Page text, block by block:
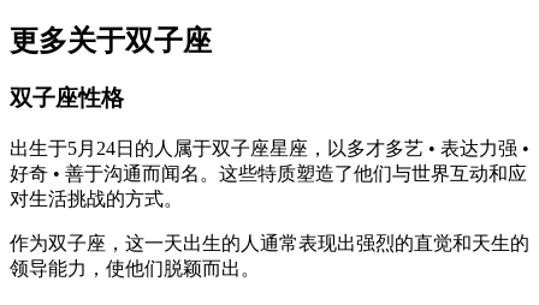
更多关于双子座
双子座性格
出生于5月24日的人属于双子座星座，以多才多艺 • 表达力强 •
好奇 • 善于沟通而闻名。这些特质塑造了他们与世界互动和应
对生活挑战的方式。
作为双子座，这一天出生的人通常表现出强烈的直觉和天生的
领导能力，使他们脱颖而出。